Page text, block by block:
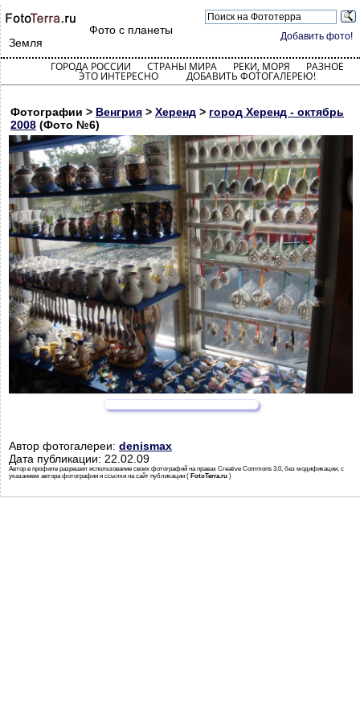
Добавить фото!
Фото с планеты
Земля
ГОРОДА РОССИИ СТРАНЫ МИРА РЕКИ, МОРЯ РАЗНОЕ
ЭТО ИНТЕРЕСНО ДОБАВИТЬ ФОТОГАЛЕРЕЮ!
Фотографии > Венгрия > Херенд > город Херенд - октябрь
2008 (Фото №6)
Автор фотогалереи: denismax
Дата публикации: 22.02.09
Автор в профиле разрешил использование своих фотографий на правах Creative Commons 3.0, без модификации, с
указанием автора фотографии и ссылки на сайт публикации ( FotoTerra.ru )